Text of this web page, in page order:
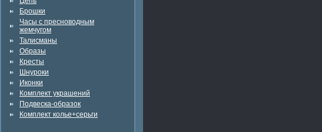
Брошки
Часы с пресноводным
жемчугом
Талисманы
Образы
Кресты
Шнуроки
Иконки
Комплект украшений
Подвеска-образок
Комплект колье+серьги